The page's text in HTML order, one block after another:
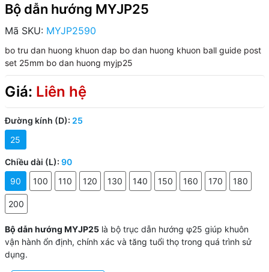
Bộ dẫn hướng MYJP25
Mã SKU: MYJP2590
bo tru dan huong khuon dap bo dan huong khuon ball guide post
set 25mm bo dan huong myjp25
Giá: Liên hệ
Đường kính (D): 25
25
Chiều dài (L): 90
90
100 110 120 130 140 150 160 170 180
200
Bộ dẫn hướng MYJP25là bộ trục dẫn hướng φ25 giúp khuôn
vận hành ổn định, chính xác và tăng tuổi thọ trong quá trình sử
dụng.